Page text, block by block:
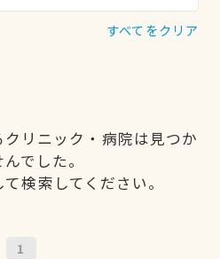
すべてをクリア
リニック・病院は見つか
でした。
検索してください。
1